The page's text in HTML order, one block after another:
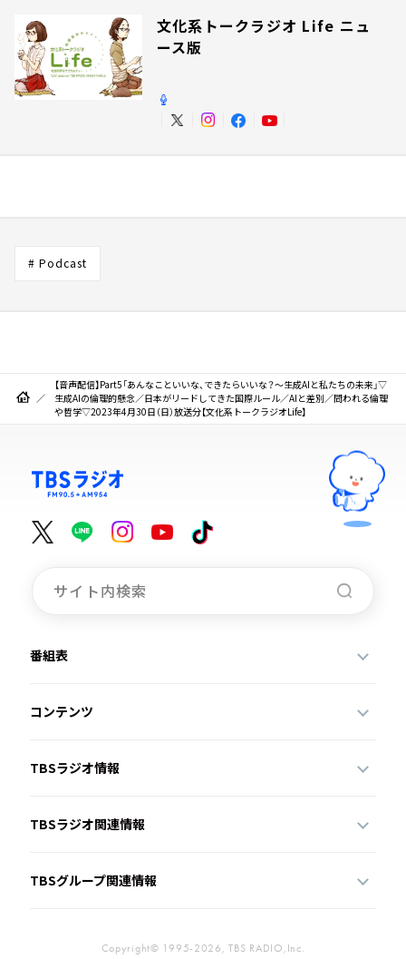
文化系トークラジオ Life ニュ
ース版
# Podcast
【音声配信】Part5「あんなこといいな、できたらいいな？～生成AIと私たちの未来」▽
生成AIの倫理的懸念／日本がリードしてきた国際ルール／AIと差別／問われる倫理
や哲学▽2023年4月30日（日）放送分【文化系トークラジオLife】
番組表
コンテンツ
TBSラジオ情報
TBSラジオ関連情報
TBSグループ関連情報
Copyright© 1995-2026, TBS RADIO,Inc.